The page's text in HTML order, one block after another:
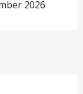
2026